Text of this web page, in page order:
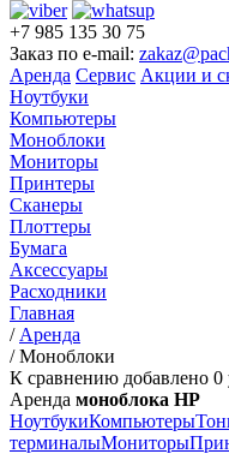
+7 985 135 30 75
Заказ по e-mail:
Аренда Сервис Акции и
Ноутбуки
Компьютеры
Моноблоки
Мониторы
Принтеры
Сканеры
Плоттеры
Бумага
Аксессуары
Расходники
Главная
/ Аренда
/Моноблоки
К сравнению добавлено 0
Аренда моноблока HP
НоутбукиКомпьютеры
терминалыМониторы